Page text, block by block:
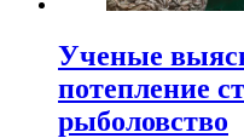
Ученые
потепление
рыболовство